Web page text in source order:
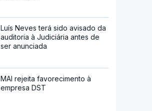
Luís Neves terá sido avisado da
auditoria à Judiciária antes de
ser anunciada
MAI rejeita favorecimento à
empresa DST